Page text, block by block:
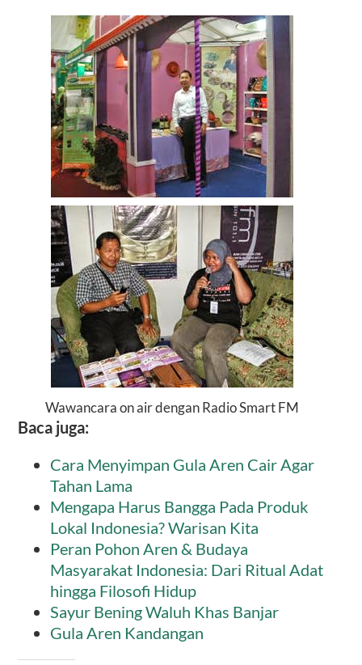
Wawancara on air dengan Radio Smart FM
Baca juga:
Cara Menyimpan Gula Aren Cair Agar
Tahan Lama
Mengapa Harus Bangga Pada Produk
Lokal Indonesia? Warisan Kita
Peran Pohon Aren & Budaya
Masyarakat Indonesia: Dari Ritual Adat
hingga Filosofi Hidup
Sayur Bening Waluh Khas Banjar
Gula Aren Kandangan